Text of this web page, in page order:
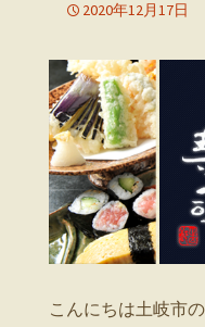
2020年12月17日
こんにちは土岐市